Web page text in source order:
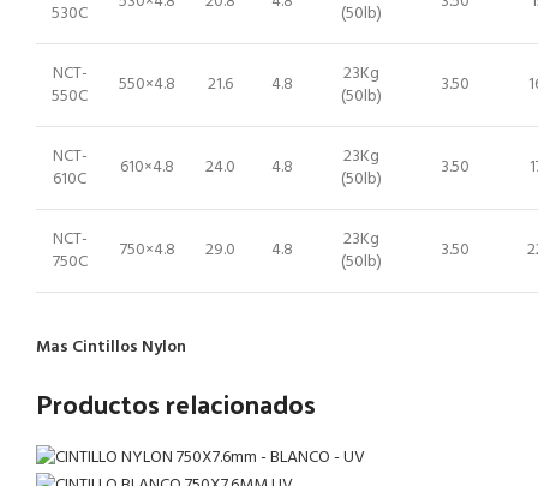
530C
(50lb)
NCT-
550C
550×4.8 21.6 4.8
23Kg
(50lb)
3.50
NCT-
610C
610×4.8 24.0 4.8
23Kg
(50lb)
3.50
NCT-
750C
750×4.8 29.0 4.8
23Kg
(50lb)
3.50
Mas Cintillos Nylon
Productos relacionados